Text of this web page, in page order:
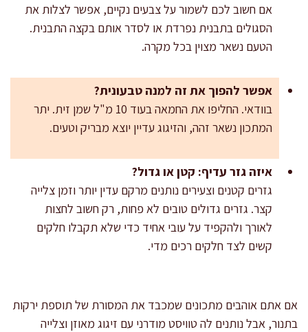
אם חשוב לכם לשמור על צבעים נקיים, אפשר לצלות את
הסגולים בתבנית נפרדת או לסדר אותם בקצה התבנית.
הטעם נשאר מצוין בכל מקרה.
אפשר להפוך את זה למנה טבעונית?
בוודאי. החליפו את החמאה בעוד 10 מ"ל שמן זית. יתר
המתכון נשאר זהה, והזיגוג עדיין יוצא מבריק וטעים.
איזה גזר עדיף: קטן או גדול?
גזרים קטנים וצעירים נותנים מרקם עדין יותר וזמן צלייה
קצר. גזרים גדולים טובים לא פחות, רק חשוב לחצות
לאורך ולהקפיד על עובי אחיד כדי שלא תקבלו חלקים
קשים לצד חלקים רכים מדי.
אם אתם אוהבים מתכונים שמכבד את המסורת של תוספת ירקות
בתנור, אבל נותנים לה טוויסט מודרני עם זיגוג מאוזן וצלייה